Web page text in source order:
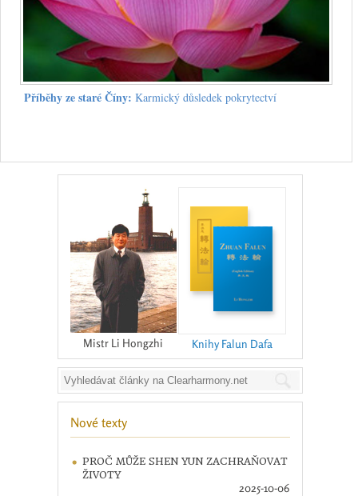
Příběhy ze staré Číny: Karmický důsledek pokrytectví
Mistr Li Hongzhi Knihy Falun Dafa
Nové texty
PROČ MŮŽE SHEN YUN ZACHRAŇOVAT
ŽIVOTY
2025-10-06